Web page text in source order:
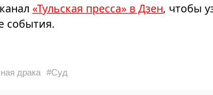
«Тульская пресса» в Дзен, чтобы
события.
драка #Суд